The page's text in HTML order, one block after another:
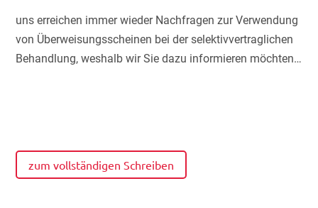
uns erreichen immer wieder Nachfragen zur Verwendung
von Überweisungsscheinen bei der selektivvertraglichen
Behandlung, weshalb wir Sie dazu informieren möchten…
zum vollständigen Schreiben